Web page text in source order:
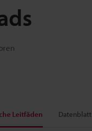
Leitfäden Datenblatt